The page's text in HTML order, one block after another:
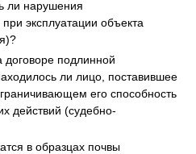
ли нарушения
эксплуатации объекта
договоре подлинной
ли лицо, поставившее
его способность
действий (судебно-
в образцах почвы